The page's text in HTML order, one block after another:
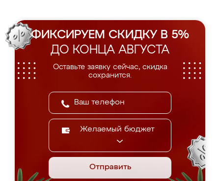
ФИКСИРУЕМ СКИДКУ В 5%
ДО КОНЦА АВГУСТА
Оставьте заявку сейчас, скидка
сохранится.
Желаемый бюджет
Отправить